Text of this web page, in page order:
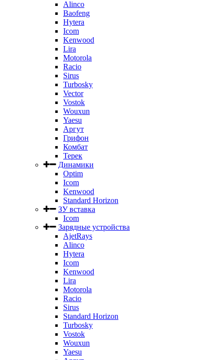
Alinco
Baofeng
Hytera
Icom
Kenwood
Lira
Motorola
Racio
Sirus
Turbosky
Vector
Vostok
Wouxun
Yaesu
Аргут
Грифон
Комбат
Терек
Динамики
Optim
Icom
Kenwood
Standard Horizon
ЗУ вставка
Icom
Зарядные устройства
AjetRays
Alinco
Hytera
Icom
Kenwood
Lira
Motorola
Racio
Sirus
Standard Horizon
Turbosky
Vostok
Wouxun
Yaesu